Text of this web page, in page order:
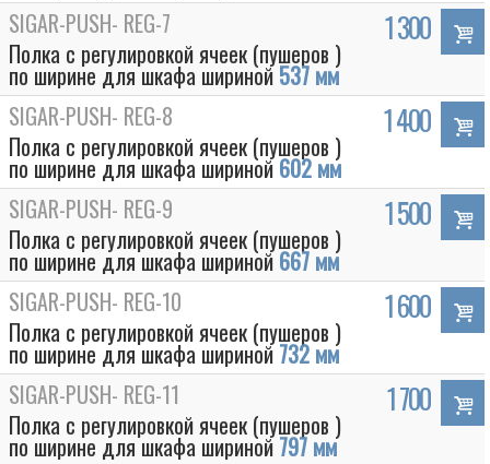
SIGAR-PUSH- REG-7
Полка с регулировкой ячеек (пушеров )
по ширине для шкафа шириной537 мм
1 300
SIGAR-PUSH- REG-8
Полка с регулировкой ячеек (пушеров )
по ширине для шкафа шириной602 мм
1 400
SIGAR-PUSH- REG-9
Полка с регулировкой ячеек (пушеров )
по ширине для шкафа шириной667 мм
1 500
SIGAR-PUSH- REG-10
Полка с регулировкой ячеек (пушеров )
по ширине для шкафа шириной732 мм
1 600
SIGAR-PUSH- REG-11
Полка с регулировкой ячеек (пушеров )
по ширине для шкафа шириной797 мм
1 700